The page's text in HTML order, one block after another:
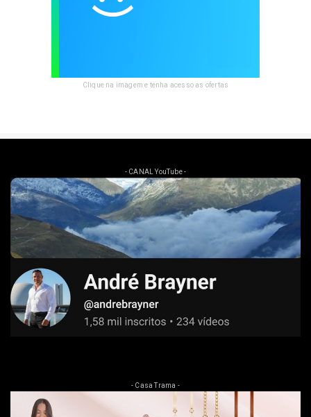
Clique na imagem e tenha acesso as ofertas
- CANAL YouTube -
- Casa Trama -